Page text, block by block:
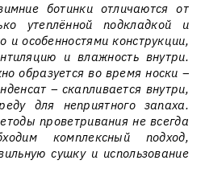
ботинки отличаются от
утеплённой подкладкой и
особенностями конструкции,
и влажность внутри.
образуется во время носки –
– скапливается внутри,
для неприятного запаха.
проветривания не всегда
комплексный подход,
сушку и использование